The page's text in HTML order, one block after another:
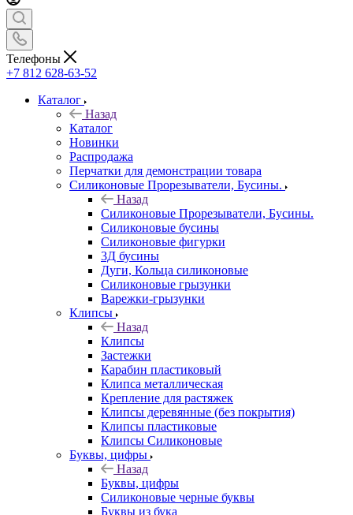
Телефоны
+7 812 628-63-52
Каталог
Назад
Каталог
Новинки
Распродажа
Перчатки для демонстрации товара
Силиконовые Прорезыватели, Бусины.
Назад
Силиконовые Прорезыватели, Бусины.
Силиконовые бусины
Силиконовые фигурки
3Д бусины
Дуги, Кольца силиконовые
Силиконовые грызунки
Варежки-грызунки
Клипсы
Назад
Клипсы
Застежки
Карабин пластиковый
Клипса металлическая
Крепление для растяжек
Клипсы деревянные (без покрытия)
Клипсы пластиковые
Клипсы Силиконовые
Буквы, цифры
Назад
Буквы, цифры
Силиконовые черные буквы
Буквы из бука